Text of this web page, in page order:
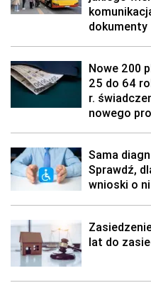
dokumenty
Nowe 200
25 do 64
r.
nowego
Sama
Sprawdź,
wnioski o
lat do